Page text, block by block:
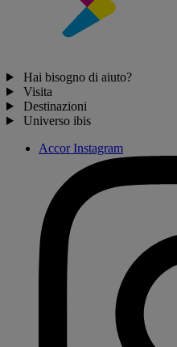
Hai bisogno di aiuto?
Visita
Destinazioni
Universo ibis
Accor Instagram